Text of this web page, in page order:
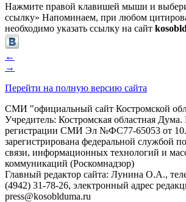
Нажмите правой клавишей мыши и
ссылку» Напоминаем, при любом
необходимо указать ссылку на сайт
←
→
Перейти на полную версию сайта
СМИ "официальный сайт Костромской
Учредитель: Костромская областная Дума.
регистрации СМИ Эл №ФС77-65053 от
зарегистрирована федеральной службой
связи, информационных технологий и
коммуникаций (Роскомнадзор)
Главный редактор сайта: Лунина О.А.,
(4942) 31-78-26, электронный адрес
press@kosoblduma.ru